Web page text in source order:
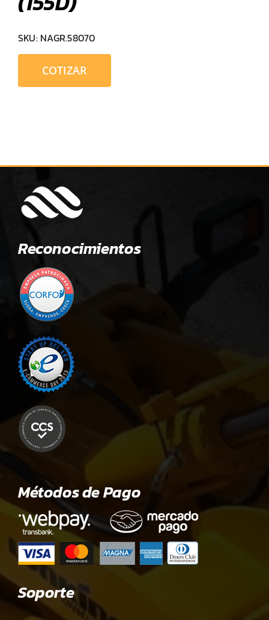
SKU: NAGR.58070
COTIZAR
Reconocimientos
Métodos de Pago
Soporte